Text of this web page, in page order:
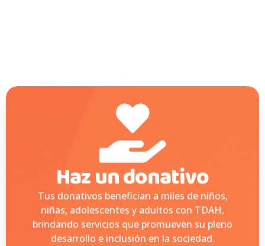
Haz un donativo
Tus donativos benefician a miles de niños,
niñas, adolescentes y adultos con TDAH,
brindando servicios que promueven su pleno
desarrollo e inclusión en la sociedad.